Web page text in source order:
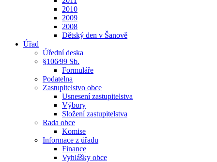
2010
2009
2008
Dětský den v Šanově
Úřad
Úřední deska
§106⁄99 Sb.
Formuláře
Podatelna
Zastupitelstvo obce
Usnesení zastupitelstva
Výbory
Složení zastupitelstva
Rada obce
Komise
Informace z úřadu
Finance
Vyhlášky obce